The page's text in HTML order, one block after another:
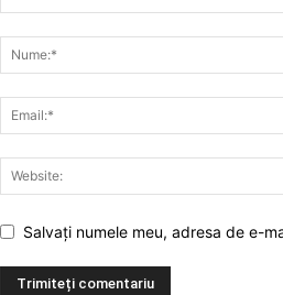
Salvați numele meu, adresa de e-